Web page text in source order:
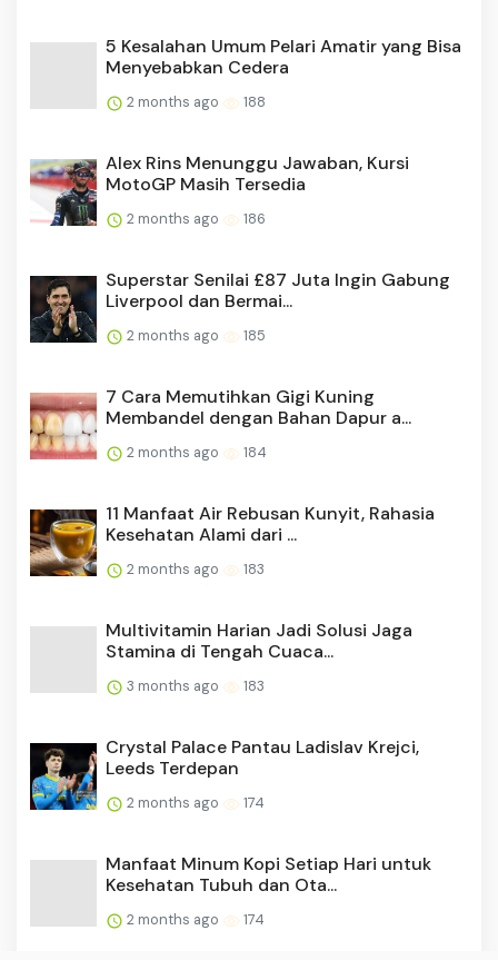
5 Kesalahan Umum Pelari Amatir yang Bisa
Menyebabkan Cedera
2 months ago 188
Alex Rins Menunggu Jawaban, Kursi
MotoGP Masih Tersedia
2 months ago 186
Superstar Senilai £87 Juta Ingin Gabung
Liverpool dan Bermai...
2 months ago 185
7 Cara Memutihkan Gigi Kuning
Membandel dengan Bahan Dapur a...
2 months ago 184
11 Manfaat Air Rebusan Kunyit, Rahasia
Kesehatan Alami dari ...
2 months ago 183
Multivitamin Harian Jadi Solusi Jaga
Stamina di Tengah Cuaca...
3 months ago 183
Crystal Palace Pantau Ladislav Krejci,
Leeds Terdepan
2 months ago 174
Manfaat Minum Kopi Setiap Hari untuk
Kesehatan Tubuh dan Ota...
2 months ago 174